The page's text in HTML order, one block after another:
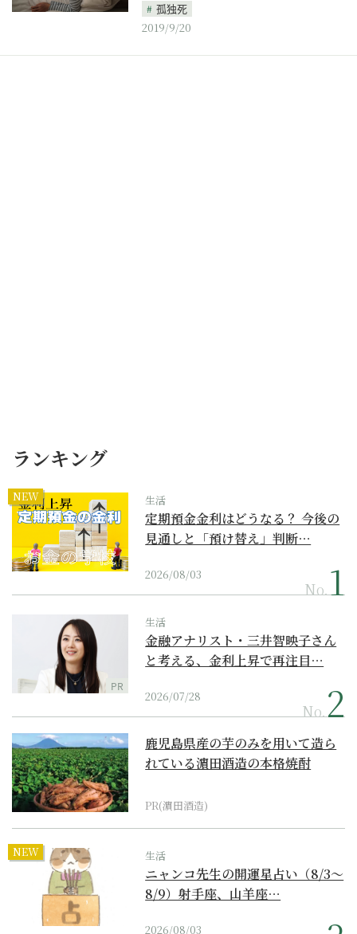
孤独死
2019/9/20
ランキング
NEW 生活
定期預金金利はどうなる？ 今後の
見通しと「預け替え」判断…
2026/08/03
No.
PR
生活
金融アナリスト・三井智映子さん
と考える、金利上昇で再注目…
2026/07/28
No.
鹿児島県産の芋のみを用いて造ら
れている濵田酒造の本格焼酎
PR(濵田酒造)
NEW 生活
ニャンコ先生の開運星占い（8/3～
8/9）射手座、山羊座…
2026/08/03